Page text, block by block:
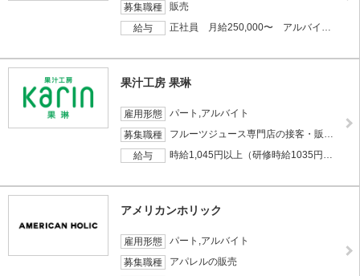
募集職種
販売
給与
正社員 月給250,000〜 アルバイト 時給\1,250〜
果汁工房 果琳
雇用形態
パート,アルバイト
募集職種
フルーツジュース専門店の接客・販売スタッフ
給与
時給1,045円以上（研修時給1035円※研修時間200時間習熟度により変動）
アメリカンホリック
雇用形態
パート,アルバイト
募集職種
アパレルの販売